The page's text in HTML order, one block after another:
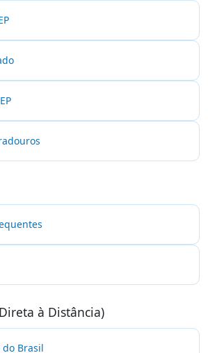
à Distância)
do Brasil